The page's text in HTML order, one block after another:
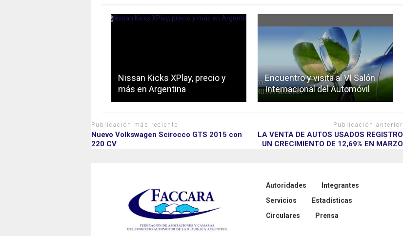
Nissan Kicks XPlay, precio y
más en Argentina
Encuentro y visita al VI Salón
Internacional del Automóvil
Publicación más reciente
Nuevo Volkswagen Scirocco GTS 2015 con
220 CV
Publicación anterior
LA VENTA DE AUTOS USADOS REGISTRO
UN CRECIMIENTO DE 12,69% EN MARZO
Autoridades
Integrantes
Servicios
Estadísticas
Circulares
Prensa